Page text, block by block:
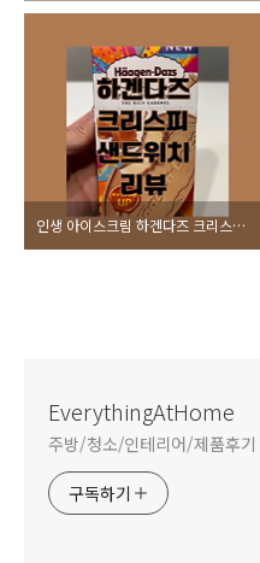
인생 아이스크림 하겐다즈 크리스피 샌드위치 후기
EverythingAtHome
주방/청소/인테리어/제품후기
구독하기